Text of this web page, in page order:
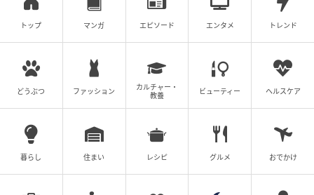
トップ マンガ エピソード エンタメ トレンド
どうぶつ ファッション
カルチャー・
教養
ビューティー ヘルスケア
暮らし 住まい レシピ グルメ おでかけ